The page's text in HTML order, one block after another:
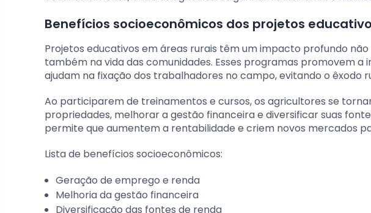
Benefícios socioeconômicos dos projetos
Projetos educativos em áreas rurais têm um impacto profundo
também na vida das comunidades. Esses programas promovem a
ajudam na fixação dos trabalhadores no campo, evitando o êxodo
Ao participarem de treinamentos e cursos, os agricultores se
propriedades, melhorar a gestão financeira e diversificar suas
permite que aumentem a rentabilidade e criem novos mercados
Lista de benefícios socioeconômicos:
Geração de emprego e renda
Melhoria da gestão financeira
Diversificação das fontes de renda